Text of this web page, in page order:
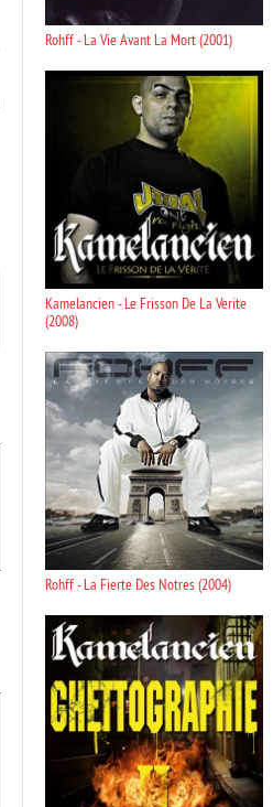
Rohff - La Vie Avant La Mort (2001)
Kamelancien - Le Frisson De La Verite
(2008)
Rohff - La Fierte Des Notres (2004)